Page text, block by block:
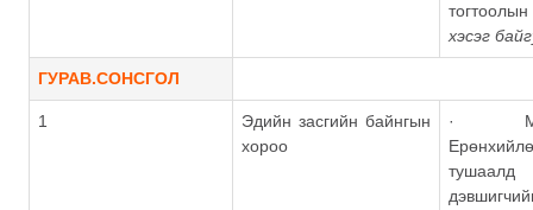
тогтоолын
хэсэг
ГУРАВ.СОНСГОЛ
1
Эдийн засгийн байнгын
хороо
·